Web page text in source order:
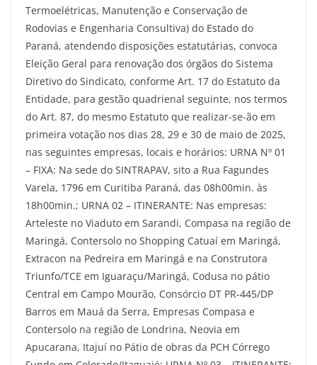
Termoelétricas, Manutenção e Conservação de
Rodovias e Engenharia Consultiva) do Estado do
Paraná, atendendo disposições estatutárias, convoca
Eleição Geral para renovação dos órgãos do Sistema
Diretivo do Sindicato, conforme Art. 17 do Estatuto da
Entidade, para gestão quadrienal seguinte, nos termos
do Art. 87, do mesmo Estatuto que realizar-se-ão em
primeira votação nos dias 28, 29 e 30 de maio de 2025,
nas seguintes empresas, locais e horários: URNA Nº 01
– FIXA: Na sede do SINTRAPAV, sito a Rua Fagundes
Varela, 1796 em Curitiba Paraná, das 08h00min. às
18h00min.; URNA 02 – ITINERANTE: Nas empresas:
Arteleste no Viaduto em Sarandi, Compasa na região de
Maringá, Contersolo no Shopping Catuaí em Maringá,
Extracon na Pedreira em Maringá e na Construtora
Triunfo/TCE em Iguaraçu/Maringá, Codusa no pátio
Central em Campo Mourão, Consórcio DT PR-445/DP
Barros em Mauá da Serra, Empresas Compasa e
Contersolo na região de Londrina, Neovia em
Apucarana, Itajuí no Pátio de obras da PCH Córrego